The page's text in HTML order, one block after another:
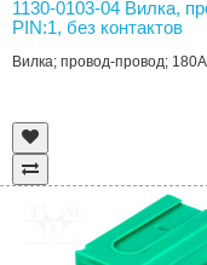
1130-0103-04 Вилка,
PIN:1, без контактов
Вилка; провод-провод;